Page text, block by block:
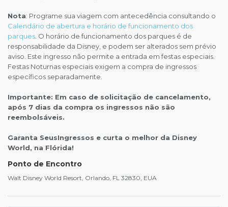
Nota: Programe sua viagem com antecedência consultando o
Calendário de abertura e horário de funcionamento dos
parques . O horário de funcionamento dos parques é de
responsabilidade da Disney, e podem ser alterados sem prévio
aviso. Este ingresso não permite a entrada em festas especiais.
Festas Noturnas especiais exigem a compra de ingressos
específicos separadamente.
Importante: Em caso de solicitação de cancelamento,
após 7 dias da compra os ingressos não são
reembolsáveis.
Garanta SeusIngressos e curta o melhor da Disney
World, na Flórida!
Ponto de Encontro
Walt Disney World Resort, Orlando, FL 32830, EUA